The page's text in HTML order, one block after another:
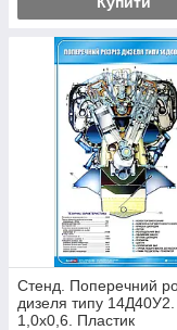
Стенд. Поперечний
дизеля типу 14Д40У2.
1,0х0,6. Пластик